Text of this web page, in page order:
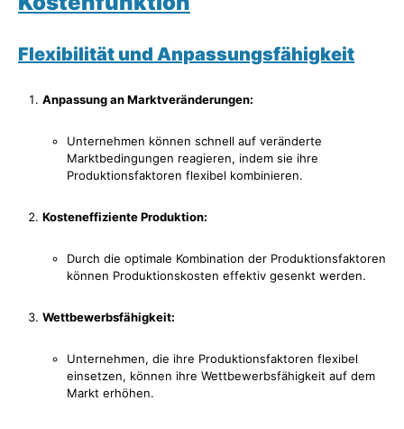
Flexibilität und Anpassungsfähigkeit
Anpassung an Marktveränderungen:
Unternehmen können schnell auf veränderte
Marktbedingungen reagieren, indem sie ihre
Produktionsfaktoren flexibel kombinieren.
Kosteneffiziente Produktion:
Durch die optimale Kombination der Produktionsfaktoren
können Produktionskosten effektiv gesenkt werden.
Wettbewerbsfähigkeit:
Unternehmen, die ihre Produktionsfaktoren flexibel
einsetzen, können ihre Wettbewerbsfähigkeit auf dem
Markt erhöhen.